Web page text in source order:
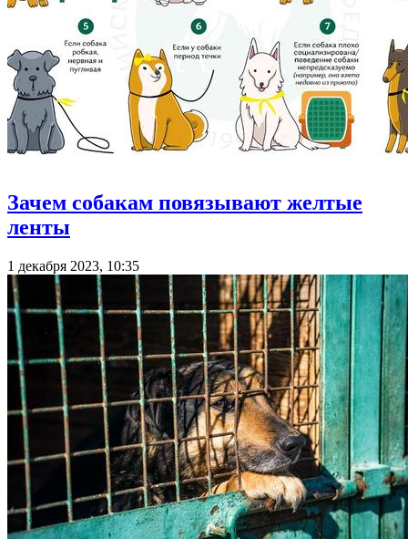
Зачем собакам повязывают желтые
ленты
1 декабря 2023, 10:35